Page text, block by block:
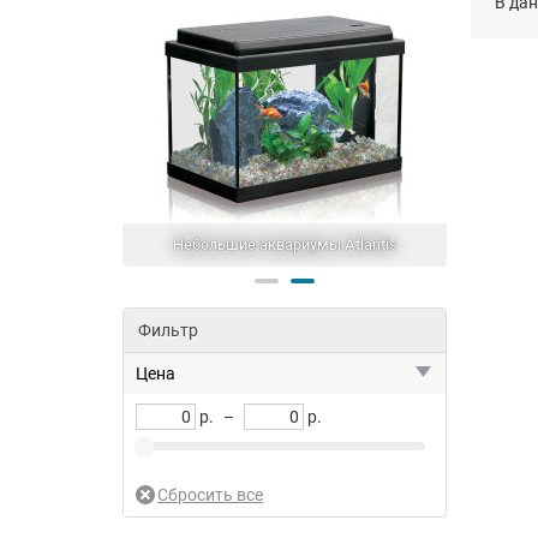
Небольшие аквариумы Atlantis
Фильтр
Цена
р. – р.